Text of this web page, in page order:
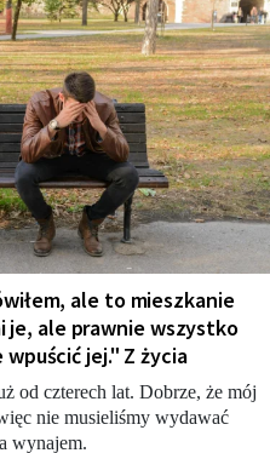
ale to mieszkanie
je, ale prawnie wszystko
jej." Z życia
od czterech lat. Dobrze, że mój
nie musieliśmy wydawać
wynajem.